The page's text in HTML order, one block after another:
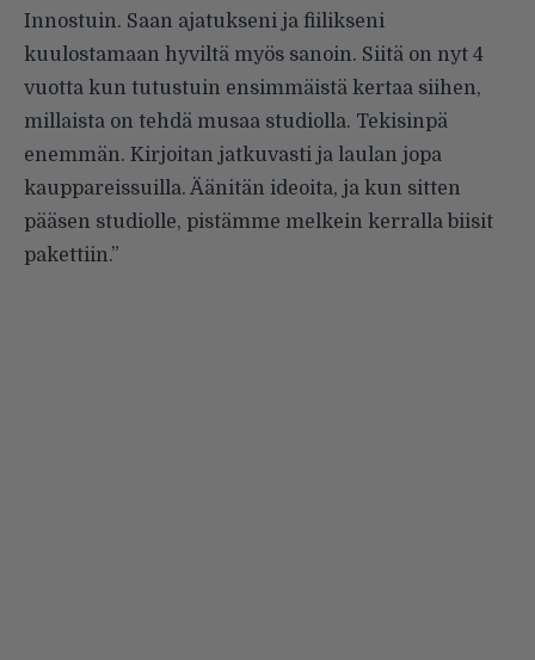
Innostuin. Saan ajatukseni ja fiilikseni
kuulostamaan hyviltä myös sanoin. Siitä on nyt 4
vuotta kun tutustuin ensimmäistä kertaa siihen,
millaista on tehdä musaa studiolla. Tekisinpä
enemmän. Kirjoitan jatkuvasti ja laulan jopa
kauppareissuilla. Äänitän ideoita, ja kun sitten
pääsen studiolle, pistämme melkein kerralla biisit
pakettiin.”